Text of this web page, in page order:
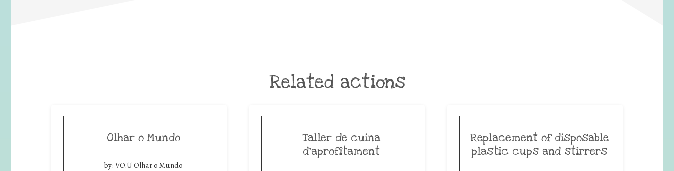
Related actions
Olhar o Mundo
by: VO.U Olhar o Mundo
Taller de cuina
d’aprofitament
Replacement of disposable
plastic cups and stirrers